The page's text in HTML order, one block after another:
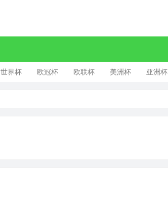
世界杯 欧冠杯 欧联杯 美洲杯 亚洲杯